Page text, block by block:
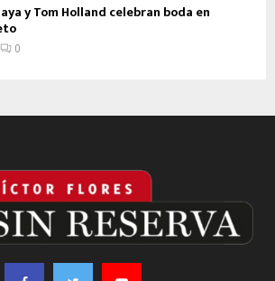
y Tom Holland celebran boda en
0